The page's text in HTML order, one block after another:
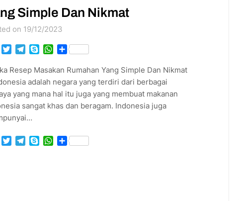
Simple Dan Nikmat
on 19/12/2023
TwitterTelegram
SkypeWhatsApp
Share
Resep Masakan Rumahan Yang Simple Dan Nikmat
adalah negara yang terdiri dari berbagai
yang mana hal itu juga yang membuat makanan
sangat khas dan beragam. Indonesia juga
TwitterTelegram
SkypeWhatsApp
Share